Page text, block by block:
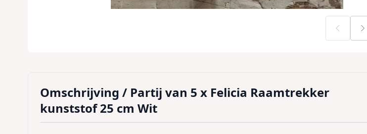
Omschrijving / Partij van 5 x Felicia Raamtrekker
kunststof 25 cm Wit